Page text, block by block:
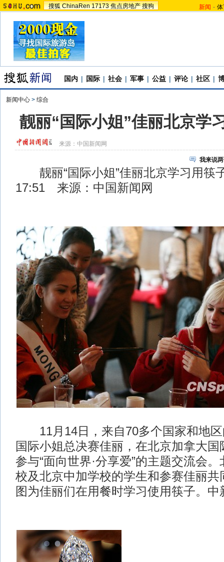
搜狐 ChinaRen 17173 焦点房地产 搜狗 新闻 -
国内 | 国际 | 社会 | 军事 | 公益 | 评论 | 社区 |
新闻中心 > 综合
靓丽“国际小姐”佳丽北京学
来源： 中国新闻网
我来说
靓丽“国际小姐”佳丽北京学习用筷
17:51 来源：中国新闻网
11月14日，来自70多个国家和地区
国际小姐总决赛佳丽，在北京加拿大
参与“面向世界·分享爱”的主题交流会
校及北京中加学校的学生和参赛佳丽共
图为佳丽们在用餐时学习使用筷子。中